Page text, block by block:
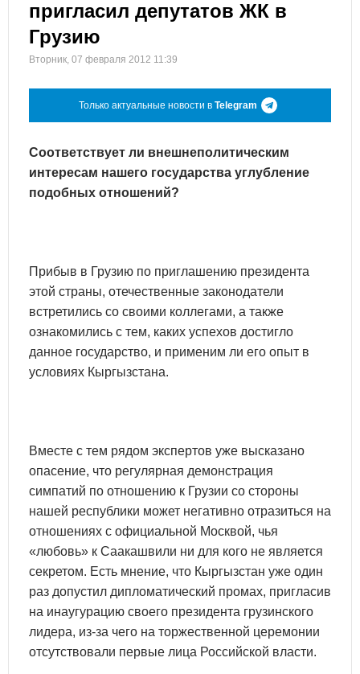
пригласил депутатов ЖК в
Грузию
Вторник, 07 февраля 2012 11:39
Только актуальные новости в Telegram
Соответствует ли внешнеполитическим
интересам нашего государства углубление
подобных отношений?
Прибыв в Грузию по приглашению президента
этой страны, отечественные законодатели
встретились со своими коллегами, а также
ознакомились с тем, каких успехов достигло
данное государство, и применим ли его опыт в
условиях Кыргызстана.
Вместе с тем рядом экспертов уже высказано
опасение, что регулярная демонстрация
симпатий по отношению к Грузии со стороны
нашей республики может негативно отразиться на
отношениях с официальной Москвой, чья
«любовь» к Саакашвили ни для кого не является
секретом. Есть мнение, что Кыргызстан уже один
раз допустил дипломатический промах, пригласив
на инаугурацию своего президента грузинского
лидера, из-за чего на торжественной церемонии
отсутствовали первые лица Российской власти.